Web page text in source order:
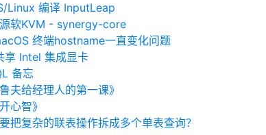
Linux 编译 InputLeap
软KVM - synergy-core
终端hostname一直变化问题
享 Intel 集成显卡
备忘
夫给经理人的第一课》
心智》
把复杂的联表操作拆成多个单表查询？